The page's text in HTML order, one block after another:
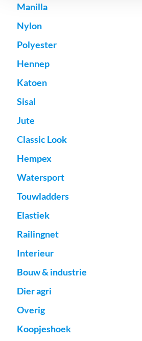
Manilla
Nylon
Polyester
Hennep
Katoen
Sisal
Jute
Classic Look
Hempex
Watersport
Touwladders
Elastiek
Railingnet
Interieur
Bouw & industrie
Dier agri
Overig
Koopjeshoek